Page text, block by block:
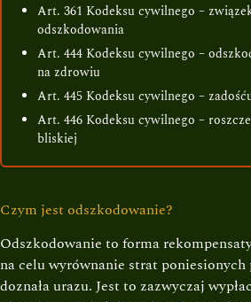
Art. 361 Kodeksu cywilnego –
odszkodowania
Art. 444 Kodeksu cywilnego –
na zdrowiu
Art. 445 Kodeksu cywilnego –
Art. 446 Kodeksu cywilnego –
bliskiej
Czym jest odszkodowanie?
Odszkodowanie to forma
na celu wyrównanie strat poniesionych
doznała urazu. Jest to zazwyczaj